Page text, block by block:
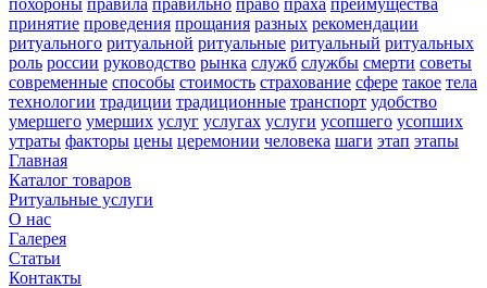
принятие проведения прощания разных рекомендации
ритуального ритуальной ритуальные ритуальный ритуальных
роль россии руководство рынка служб службы смерти советы
современные способы стоимость страхование сфере такое тела
технологии традиции традиционные транспорт удобство
умершего умерших услуг услугах услуги усопшего усопших
утраты факторы цены церемонии человека шаги этап этапы
Главная
Каталог товаров
Ритуальные услуги
О нас
Галерея
Статьи
Контакты